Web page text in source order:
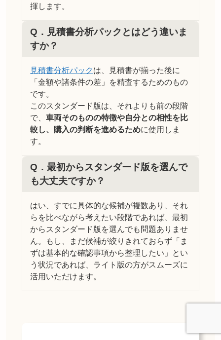
揮します。
Q． 見積書分析パックとはどう違いま
すか？
見積書分析パック は、見積書が揃った後に
「金額や諸条件の差」を精査するためのもの
です。
このスタンダード版は、それよりも前の段階
で、 車両そのものの特徴や自分との相性を比
較し、購入の判断を進めるために使用しま
す。
Q． 最初からスタンダード版を選んで
も大丈夫ですか？
はい、すでに具体的な候補が複数あり、それ
らを比べながら考えたい段階であれば、最初
からスタンダード版を選んでも問題ありませ
ん。もし、まだ候補が絞りきれておらず「ま
ずは基本的な確認事項から整理したい」とい
う状況であれば、ライト版の方がスムーズに
活用いただけます。